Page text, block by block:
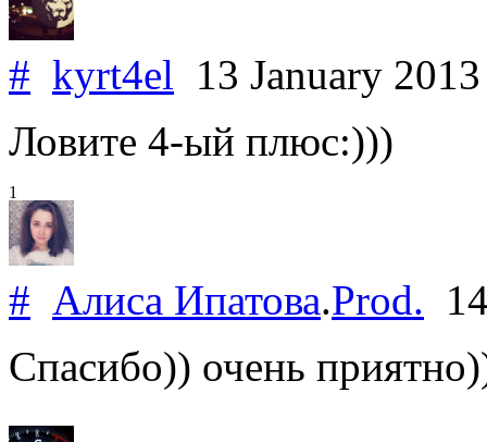
# kyrt4el 13 January
Ловите 4-ый плюс:)))
1
# Алиса Ипатова.Prod.
Спасибо)) очень